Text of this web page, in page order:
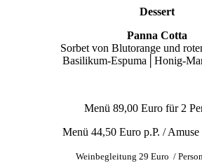
Dessert
Panna Cotta
Sorbet von Blutorange und
Basilikum-Espuma│Honig-
Menü 89,00 Euro für 2
Menü 44,50 Euro p.P. /
Weinbegleitung 29 Euro /